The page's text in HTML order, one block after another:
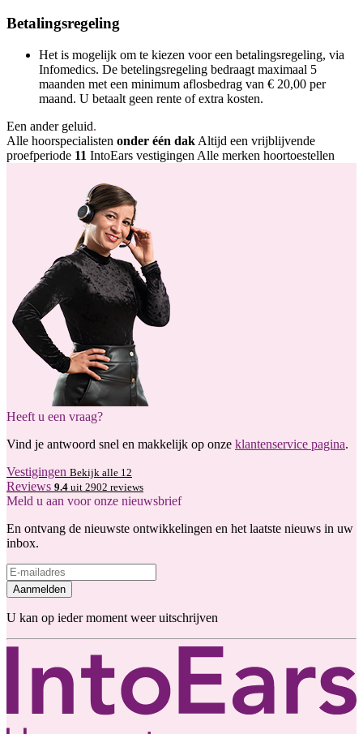
Betalingsregeling
Het is mogelijk om te kiezen voor een betalingsregeling, via
Infomedics. De betelingsregeling bedraagt maximaal 5
maanden met een minimum aflosbedrag van € 20,00 per
maand. U betaalt geen rente of extra kosten.
Een ander geluid.
Alle hoorspecialisten onder één dak Altijd een vrijblijvende
proefperiode 11 IntoEars vestigingen Alle merken hoortoestellen
Heeft u een vraag?
Vind je antwoord snel en makkelijk op onze klantenservice pagina.
Vestigingen Bekijk alle 12
Reviews 9.4 uit 2902 reviews
Meld u aan voor onze nieuwsbrief
En ontvang de nieuwste ontwikkelingen en het laatste nieuws in uw
inbox.
Aanmelden
U kan op ieder moment weer uitschrijven